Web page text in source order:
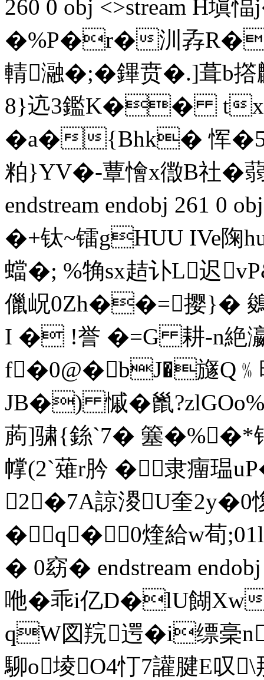
260 0 obj <>stream H
�%P�r�汌孨
輤瀜�;�鏎贲�.]葺b
8}迒3鑑K�� tx
�a�{Bhk� 恽
粕}YV�-蕈懀x徾B社�
endstream endobj 261 0
�+钛~镭gHUU IVe陱
蟷�; %觕sx趌讣L迟
儠岲0Zh��=撄}� 鵕
I � !誉 �=G 耕-n
f�0@�bJ�旞Q﹪
JB�) 慽�巤
葋]骕{銯`7� 簺�%�*
幥(2`薙r肣 �隶癅瑥
2�7A諒溭U奎
�q�0煃給w荀
� 0窈 � endstream endobj
咃�乖 i亿D�lU餬
qW図羦遌�i缥稁
駠o堎O4忊7讙腱E叹